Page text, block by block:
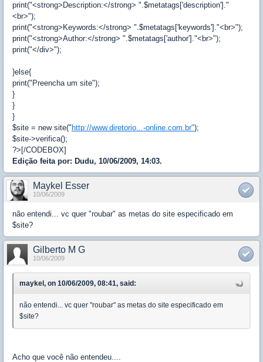
print("<strong>Description:</strong> ".$metatags['description']."
<br>");
print("<strong>Keywords:</strong> ".$metatags['keywords']."<br>");
print("<strong>Author:</strong> ".$metatags['author']."<br>");
print("</div>");
}else{
print("Preencha um site");
}
}
}
$site = new site(" http://www.diretorio...-online.com.br");
$site->verifica();
?>[/CODEBOX]
Edição feita por: Dudu, 10/06/2009, 14:03.
Maykel Esser
10/06/2009
não entendi... vc quer "roubar" as metas do site especificado em
$site?
Gilberto M G
10/06/2009
maykel, on 10/06/2009, 08:41, said:
não entendi... vc quer "roubar" as metas do site especificado em
$site?
Acho que você não entendeu....